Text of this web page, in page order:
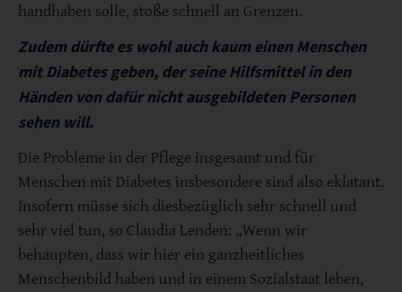
handhaben solle, stoße schnell an Grenzen.
Zudem dürfte es wohl auch kaum einen Menschen
mit Diabetes geben, der seine Hilfsmittel in den
Händen von dafür nicht ausgebildeten Personen
sehen will.
Die Probleme in der Pflege insgesamt und für
Menschen mit Diabetes insbesondere sind also eklatant.
Insofern müsse sich diesbezüglich sehr schnell und
sehr viel tun, so Claudia Lenden: „Wenn wir
behaupten, dass wir hier ein ganzheitliches
Menschenbild haben und in einem Sozialstaat leben,